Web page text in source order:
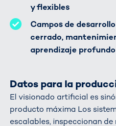
y flexibles
Campos de
cerrado,
aprendizaje profundo
Datos para la
El visionado artificial es
producto máxima Los
escalables, inspeccionan